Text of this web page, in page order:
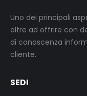
Uno dei principali
oltre ad offrire con
di conoscenza
cliente.
SEDI